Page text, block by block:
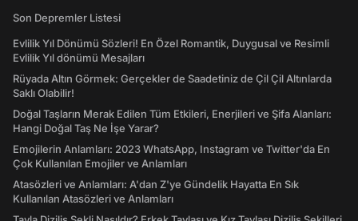
Son Depremler Listesi
Evlilik Yıl Dönümü Sözleri! En Özel Romantik, Duygusal ve Resimli
Evlilik Yıl dönümü Mesajları
Rüyada Altın Görmek: Gerçekler de Saadetiniz de Çil Çil Altınlarda
Saklı Olabilir!
Doğal Taşların Merak Edilen Tüm Etkileri, Enerjileri ve Şifa Alanları:
Hangi Doğal Taş Ne İşe Yarar?
Emojilerin Anlamları: 2023 WhatsApp, Instagram ve Twitter'da En
Çok Kullanılan Emojiler ve Anlamları
Atasözleri ve Anlamları: A'dan Z'ye Gündelik Hayatta En Sık
Kullanılan Atasözleri ve Anlamları